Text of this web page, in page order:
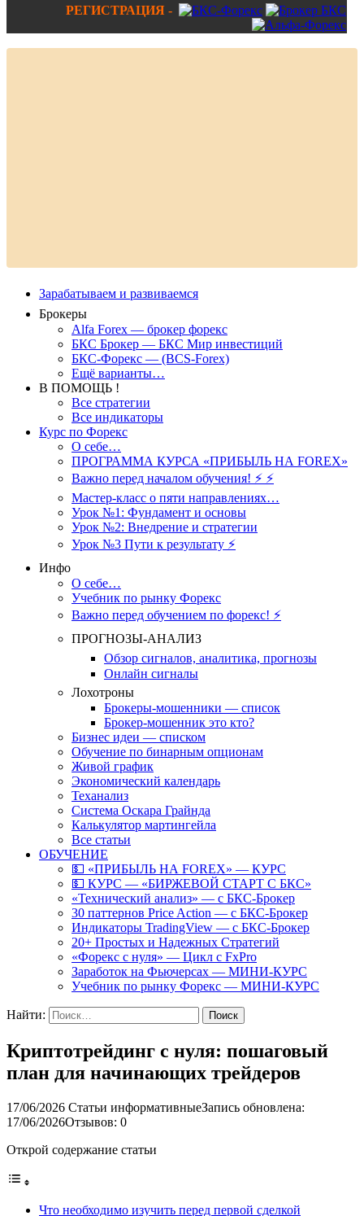
РЕГИСТРАЦИЯ -
Зарабатываем и развиваемся
Брокеры
Alfa Forex — брокер форекс
БКС Брокер — БКС Мир инвестиций
БКС-Форекс — (BCS-Forex)
Ещё варианты…
В ПОМОЩЬ !
Все стратегии
Все индикаторы
Курс по Форекс
О себе…
ПРОГРАММА КУРСА «ПРИБЫЛЬ НА FOREX»
Важно перед началом обучения! ⚡ ⚡
Мастер-класс о пяти направлениях…
Урок №1: Фундамент и основы
Урок №2: Внедрение и стратегии
Урок №3 Пути к результату ⚡️
Инфо
О себе…
Учебник по рынку Форекс
Важно перед обучением по форекс! ⚡
ПРОГНОЗЫ-АНАЛИЗ
Обзор сигналов, аналитика, прогнозы
Онлайн сигналы
Лохотроны
Брокеры-мошенники — список
Брокер-мошенник это кто?
Бизнес идеи — списком
Обучение по бинарным опционам
Живой график
Экономический календарь
Теханализ
Система Оскара Грайнда
Калькулятор мартингейла
Все статьи
ОБУЧЕНИЕ
💵 «ПРИБЫЛЬ НА FOREX» — КУРС
💵 КУРС — «БИРЖЕВОЙ СТАРТ С БКС»
«Технический анализ» — с БКС-Брокер
30 паттернов Price Action — с БКС-Брокер
Индикаторы TradingView — с БКС-Брокер
20+ Простых и Надежных Стратегий
«Форекс с нуля» — Цикл с FxPro
Заработок на Фьючерсах — МИНИ-КУРС
Учебник по рынку Форекс — МИНИ-КУРС
Найти:
Криптотрейдинг с нуля: пошаговый
план для начинающих трейдеров
17/06/2026 Статьи информативныеЗапись обновлена:
17/06/2026Отзывов: 0
Открой содержание статьи
Что необходимо изучить перед первой сделкой